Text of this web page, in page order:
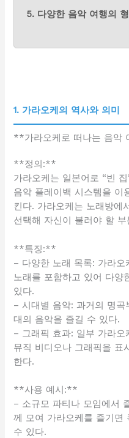
5. 다양한 음악 여행의
1. 가라오케의 역사와 의미
**가라오케로 떠나는 음악
**정의:**
가라오케는 일본어로 “빈
음악 플레이백 시스템을 이
킨다. 가라오케는 노래방에
선택해 자신이 불러야 할
**특징:**
– 다양한 노래 목록: 가라
노래를 포함하고 있어 다양
있다.
– 시대별 음악: 과거의 명
대의 음악을 즐길 수 있다.
– 그래픽 효과: 일부 가라
뮤직 비디오나 그래픽을 표
한다.
**사용 예시:**
– 소규모 파티나 모임에서
께 모여 가라오케를 즐기면
수 있다.